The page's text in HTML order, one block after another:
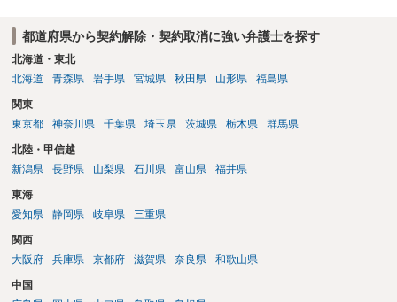
都道府県から契約解除・契約取消に強い弁護士を探す
北海道・東北
北海道
青森県 岩手県 宮城県 秋田県 山形県 福島県
関東
東京都
神奈川県 千葉県 埼玉県 茨城県 栃木県 群馬県
北陸・甲信越
新潟県
長野県 山梨県 石川県 富山県 福井県
東海
愛知県
静岡県 岐阜県 三重県
関西
大阪府
兵庫県 京都府 滋賀県 奈良県 和歌山県
中国